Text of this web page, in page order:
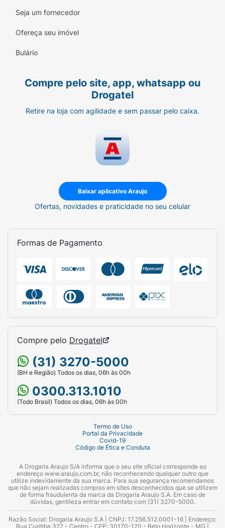
Seja um fornecedor
Ofereça seu imóvel
Bulário
Compre pelo site, app, whatsapp ou
Drogatel
Retire na loja com agilidade e sem passar pelo caixa.
Baixar aplicativo Araujo
Ofertas, novidades e praticidade no seu celular
Formas de Pagamento
Compre pelo Drogatel
(31) 3270-5000
(BH e Região) Todos os dias, 06h às 00h
0300.313.1010
(Todo Brasil) Todos os dias, 06h às 00h
Termo de Uso
Portal da Privacidade
Covid-19
Código de Ética e Conduta
A Drogaria Araujo S/A informa que o seu site oficial corresponde ao
endereço www.araujo.com.br, não reconhecendo qualquer outro que
utilize indevidamente da sua marca. Para sua segurança recomendamos
que não sejam realizadas compras em sites desconhecidos que se utilizem
de forma fraudulenta da marca da Drogaria Araujo S.A. Em caso de
dúvidas, gentileza entrar em contato com (31) 3270-5000.
Razão Social: Drogaria Araujo S.A | CNPJ: 17.256.512.0001-16 | Endereço:
Rua Curitiba 327 - Centro - CEP: 30170-120 - Belo Horizonte - MG |